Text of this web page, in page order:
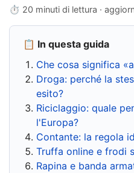
⏱ 20 minuti di lettura ·
📋 In questa guida
Che cosa significa
Droga: perché la
esito?
Riciclaggio: quale
l'Europa?
Contante: la regola
Truffa online e frodi
Rapina e banda